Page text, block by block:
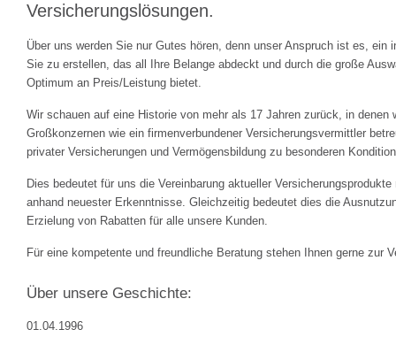
Versicherungslösungen.
Über uns werden Sie nur Gutes hören, denn unser Anspruch ist es, ein
Sie zu erstellen, das all Ihre Belange abdeckt und durch die große
Optimum an Preis/Leistung bietet.
Wir schauen auf eine Historie von mehr als 17 Jahren zurück, in denen
Großkonzernen wie ein firmenverbundener Versicherungsvermittler
privater Versicherungen und Vermögensbildung zu besonderen
Dies bedeutet für uns die Vereinbarung aktueller
anhand neuester Erkenntnisse. Gleichzeitig bedeutet dies die
Erzielung von Rabatten für alle unsere Kunden.
Für eine kompetente und freundliche Beratung stehen Ihnen gerne zur
Über unsere Geschichte:
01.04.1996